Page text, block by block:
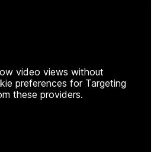
video views without
preferences for Targeting
these providers.